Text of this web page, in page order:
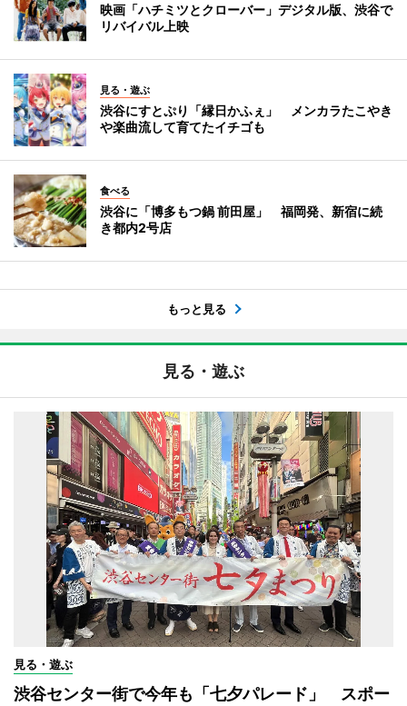
映画「ハチミツとクローバー」デジタル版、渋谷で
リバイバル上映
見る・遊ぶ
渋谷にすとぷり「縁日かふぇ」 メンカラたこやき
や楽曲流して育てたイチゴも
食べる
渋谷に「博多もつ鍋 前田屋」 福岡発、新宿に続
き都内2号店
もっと見る
見る・遊ぶ
見る・遊ぶ
渋谷センター街で今年も「七夕パレード」 スポー